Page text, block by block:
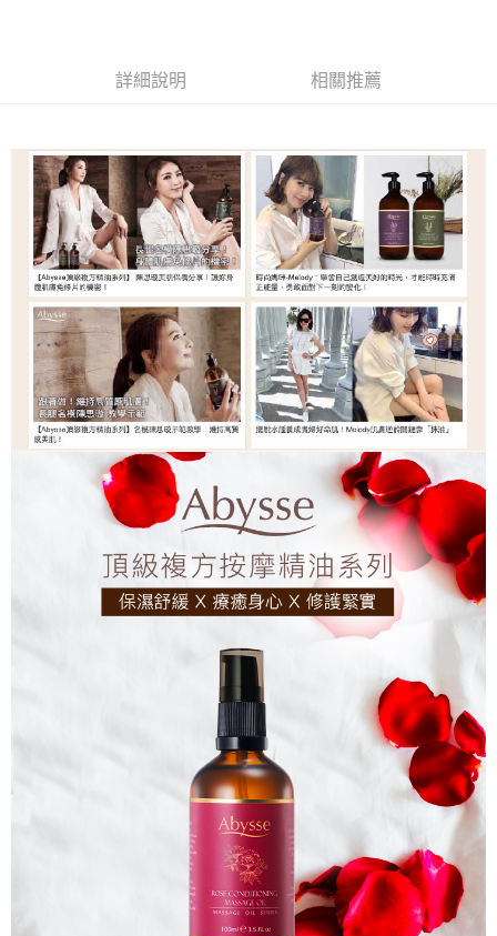
每筆NT$80，滿NT$2,000(含以上)免運費
每筆NT$120，滿NT$2,000(含以上)免運費
詳細說明 相關推薦